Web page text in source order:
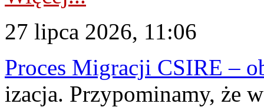
27 lipca 2026, 11:06
Proces Migracji CSIRE –
izacja. Przypominamy, że